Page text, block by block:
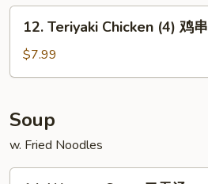
in
Basket
Teriyaki
Chicken
(4)
串
12. Teriyaki Chicken (4) 鸡串
$7.99
Soup
w. Fried Noodles